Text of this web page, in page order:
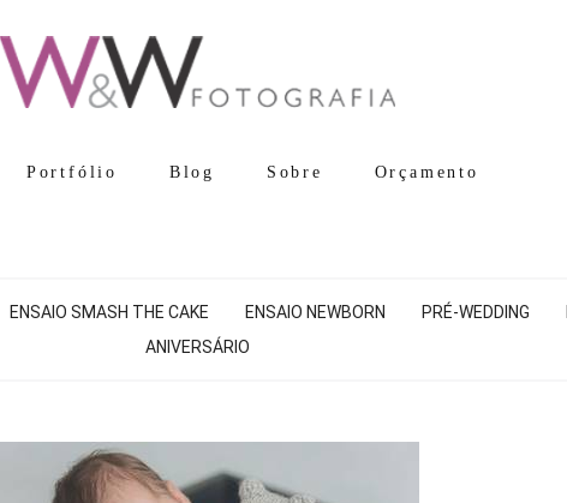
Portfólio Blog Sobre Orçamento
ENSAIO SMASH THE CAKE ENSAIO NEWBORN PRÉ-WEDDING
ANIVERSÁRIO